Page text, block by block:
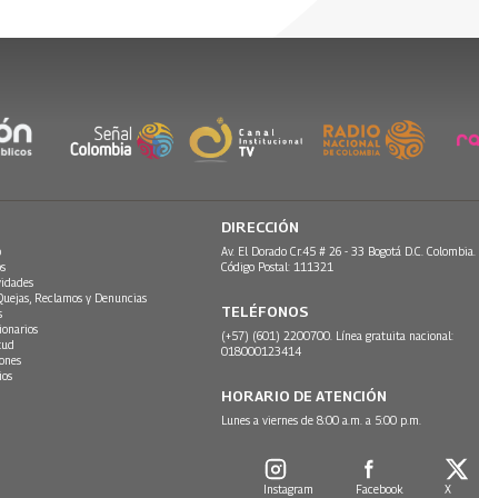
Reclamos y Denuncias
DIRECCIÓN
Av. El Dorado Cr.45 # 26 - 33 Bogotá D.C. Colombia.
Código Postal: 111321
TELÉFONOS
(+57) (601) 2200700. Línea gratuita nacional:
018000123414
HORARIO DE ATENCIÓN
Lunes a viernes de 8:00 a.m. a 5:00 p.m.
Instagram Facebook X